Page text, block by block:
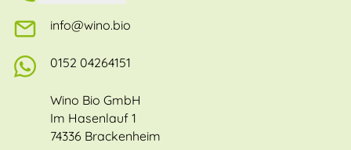
info@wino.bio
0152 04264151
Wino Bio GmbH
Im Hasenlauf 1
74336 Brackenheim